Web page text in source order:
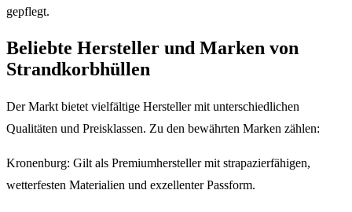
gepflegt.
Beliebte Hersteller und Marken von
Strandkorbhüllen
Der Markt bietet vielfältige Hersteller mit unterschiedlichen
Qualitäten und Preisklassen. Zu den bewährten Marken zählen:
Kronenburg: Gilt als Premiumhersteller mit strapazierfähigen,
wetterfesten Materialien und exzellenter Passform.